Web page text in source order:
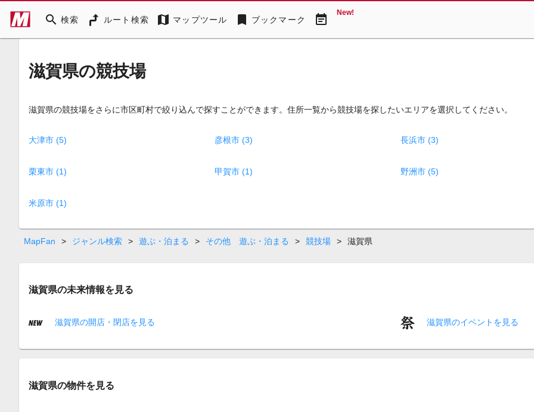
search 検索 ルート検索 map マップツール bookmark ブックマーク event_note New!
滋賀県の競技場
滋賀県の競技場をさらに市区町村で絞り込んで探すことができます。住所一覧から競技場を探したいエリアを選択してください。
大津市 (5) 彦根市 (3) 長浜市 (3)
栗東市 (1) 甲賀市 (1) 野洲市 (5)
米原市 (1)
MapFan > ジャンル検索 > 遊ぶ・泊まる > その他 遊ぶ・泊まる > 競技場 > 滋賀県
滋賀県の未来情報を見る
滋賀県の開店・閉店を見る 滋賀県のイベントを見る
滋賀県の物件を見る